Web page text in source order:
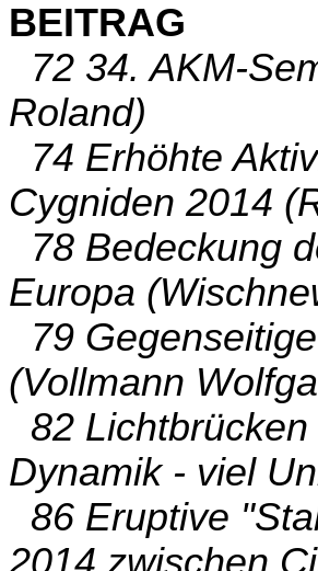
BEITRAG
72 34. AKM-
Roland)
74 Erhöhte
Cygniden 2014
78 Bedeckung
Europa
79
(Vollmann
82
Dynamik - viel
86 Eruptive